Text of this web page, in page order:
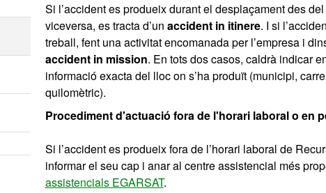
Si l’accident es produeix durant el desplaçament des
viceversa, es tracta d’un accident in itinere. I si
treball, fent una activitat encomanada per l’empresa i
accident in mission. En tots dos casos, caldrà indicar
informació exacta del lloc on s’ha produït (municipi,
quilomètric).
Procediment d'actuació fora de l'horari laboral o en
Si l’accident es produeix fora de l’horari laboral de
informar el seu cap i anar al centre assistencial més
assistencials EGARSAT.